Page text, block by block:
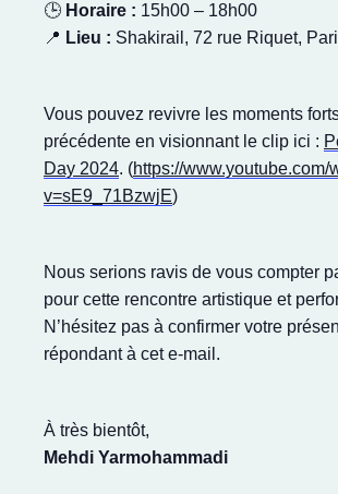
🕒 Horaire : 15h00 – 18h00
📍 Lieu : Shakirail, 72 rue Riquet,
Vous pouvez revivre les moments
précédente en visionnant le clip ici :
Day 2024. (https://www.youtube.com/
v=sE9_71BzwjE)
Nous serions ravis de vous compter
pour cette rencontre artistique et
N’hésitez pas à confirmer votre
répondant à cet e-mail.
À très bientôt,
Mehdi Yarmohammadi